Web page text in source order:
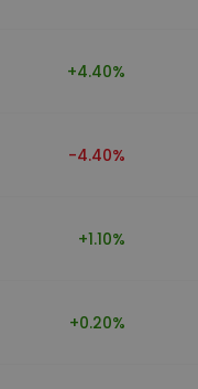
+4.40%
-4.40%
+1.10%
+0.20%